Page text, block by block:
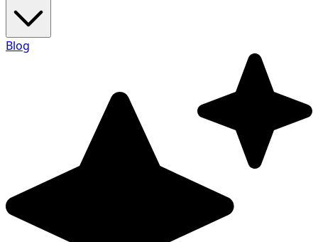
Blog